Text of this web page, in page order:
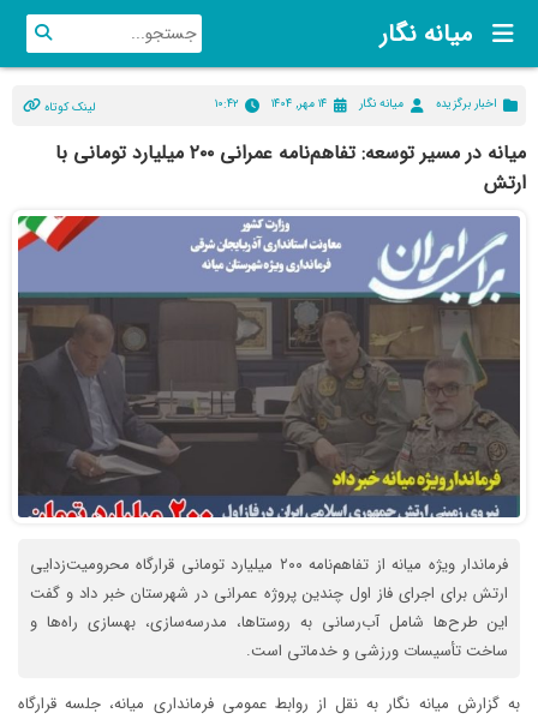
میانه نگار
اخبار برگزیده میانه نگار ۱۴ مهر, ۱۴۰۴ ۱۰:۴۲ لینک کوتاه
میانه در مسیر توسعه: تفاهم‌نامه عمرانی ۲۰۰ میلیارد تومانی با
ارتش
فرماندار ویژه میانه از تفاهم‌نامه ۲۰۰ میلیارد تومانی قرارگاه محرومیت‌زدایی
ارتش برای اجرای فاز اول چندین پروژه عمرانی در شهرستان خبر داد و گفت
این طرح‌ها شامل آب‌رسانی به روستاها، مدرسه‌سازی، بهسازی راه‌ها و
ساخت تأسیسات ورزشی و خدماتی است.
به گزارش میانه نگار به نقل از روابط عمومی فرمانداری میانه، جلسه قرارگاه